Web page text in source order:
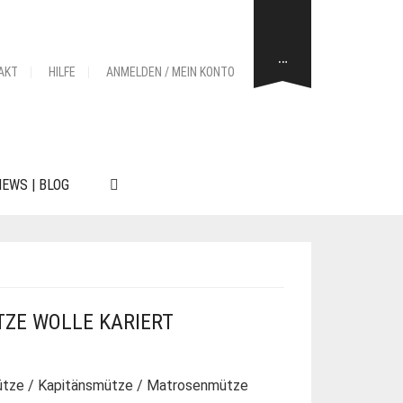
HILFE ANMELDEN / MEIN KONTO
…
| BLOG
WOLLE KARIERT
/ Kapitänsmütze / Matrosenmütze